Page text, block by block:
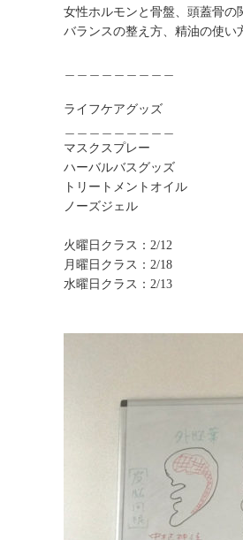
女性ホルモンと骨盤、頭蓋骨の
バランスの整え方、精油の使い
ライフケアグッズ
マスクスプレー
ハーバルバスグッズ
トリートメントオイル
ノーズジェル
火曜日クラス：2/12
月曜日クラス：2/18
水曜日クラス：2/13